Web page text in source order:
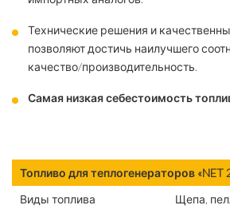
Технические решения и
позволяют достичь наилучшего
качество/производительность.
Самая низкая себестоимость
Топливо для теплогенераторов «NET
Виды топлива
Щепа,